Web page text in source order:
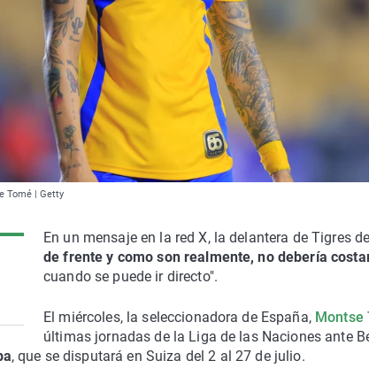
Tomé | Getty
En un mensaje en la red X, la delantera de Tigres
de frente y como son realmente, no debería
cuando se puede ir directo".
El miércoles, la seleccionadora de España, Montse
últimas jornadas de la Liga de las Naciones ante
, que se disputará en Suiza del 2 al 27 de julio.